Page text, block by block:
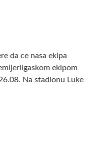
da ce nasa ekipa
ekipom
Na stadionu Luke